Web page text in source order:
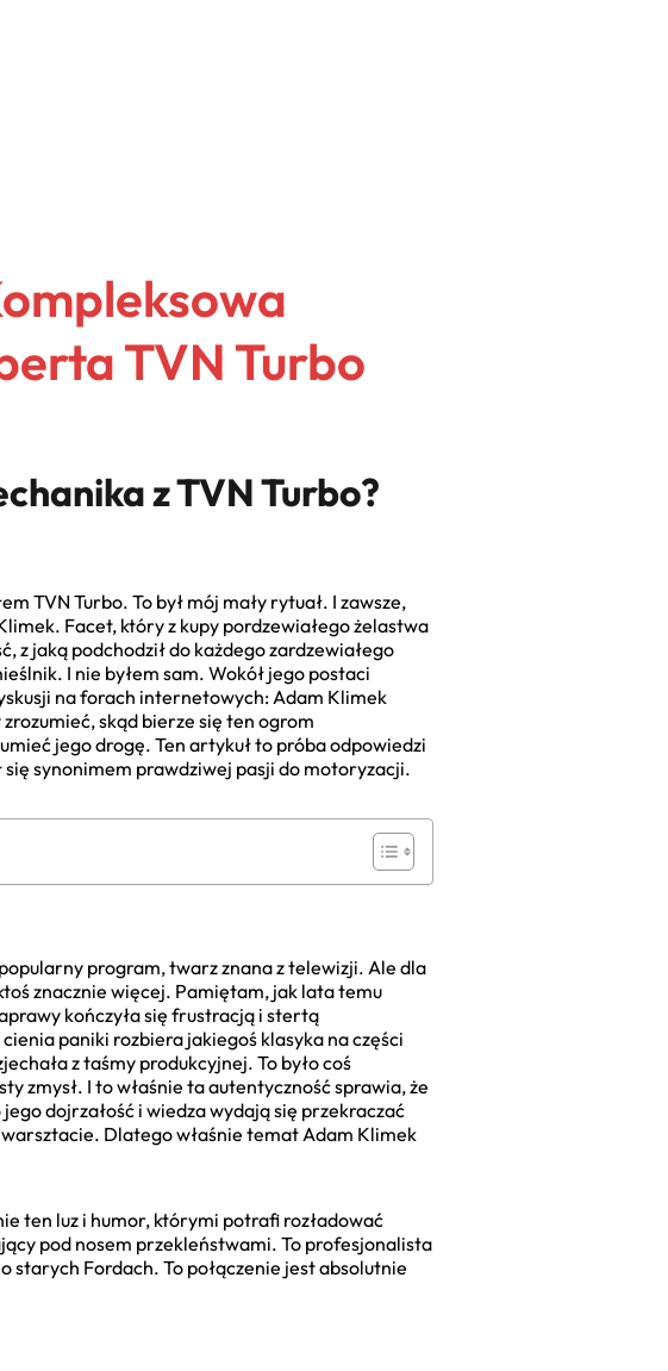
TVN Turbo
z TVN Turbo?
TVN Turbo. To był mój mały rytuał. I zawsze,
Facet, który z kupy pordzewiałego żelastwa
z jaką podchodził do każdego zardzewiałego
I nie byłem sam. Wokół jego postaci
na forach internetowych: Adam Klimek
skąd bierze się ten ogrom
jego drogę. Ten artykuł to próba odpowiedzi
się synonimem prawdziwej pasji do motoryzacji.
program, twarz znana z telewizji. Ale dla
znacznie więcej. Pamiętam, jak lata temu
kończyła się frustracją i stertą
paniki rozbiera jakiegoś klasyka na części
z taśmy produkcyjnej. To było coś
zmysł. I to właśnie ta autentyczność sprawia, że
dojrzałość i wiedza wydają się przekraczać
Dlatego właśnie temat Adam Klimek
ten luz i humor, którymi potrafi rozładować
pod nosem przekleństwami. To profesjonalista
starych Fordach. To połączenie jest absolutnie